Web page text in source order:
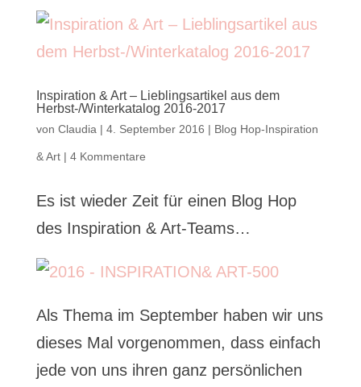
Inspiration & Art – Lieblingsartikel aus dem
Herbst-/Winterkatalog 2016-2017
von Claudia | 4. September 2016 | Blog Hop-Inspiration
& Art| 4 Kommentare
Es ist wieder Zeit für einen Blog Hop
des Inspiration & Art-Teams…
Als Thema im September haben wir uns
dieses Mal vorgenommen, dass einfach
jede von uns ihren ganz persönlichen